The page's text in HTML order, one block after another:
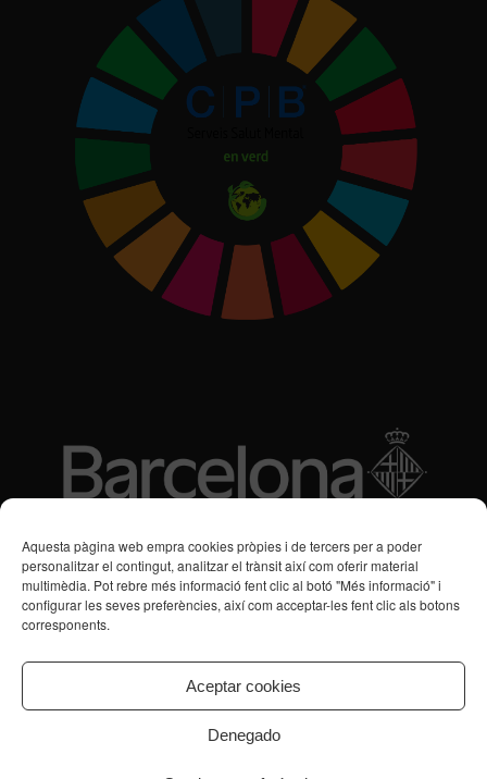
Aquesta pàgina web empra cookies pròpies i de tercers per a poder
personalitzar el contingut, analitzar el trànsit així com oferir material
multimèdia. Pot rebre més informació fent clic al botó "Més informació" i
configurar les seves preferències, així com acceptar-les fent clic als botons
corresponents.
Aceptar cookies
Denegado
Subvencions des de 2016
Programa de Vacances/Suport Respir Familiar
Transtorns de Salut Mental